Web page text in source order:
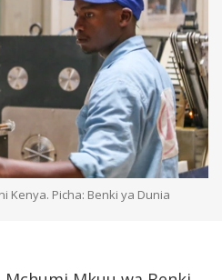
Kenya. Picha: Benki ya Dunia